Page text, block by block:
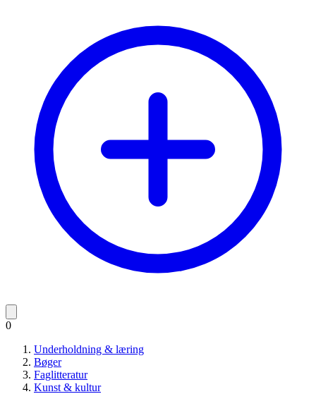
0
Underholdning & læring
Bøger
Faglitteratur
Kunst & kultur